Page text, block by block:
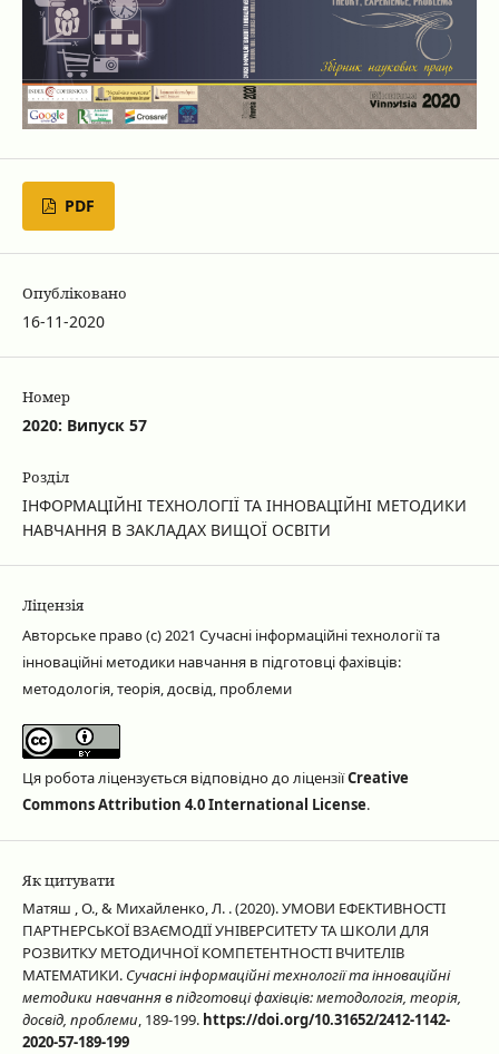
PDF
Опубліковано
16-11-2020
Номер
2020: Випуск 57
Розділ
ІНФОРМАЦІЙНІ ТЕХНОЛОГІЇ ТА ІННОВАЦІЙНІ МЕТОДИКИ
НАВЧАННЯ В ЗАКЛАДАХ ВИЩОЇ ОСВІТИ
Ліцензія
Авторське право (c) 2021 Сучасні інформаційні технології та
інноваційні методики навчання в підготовці фахівців:
методологія, теорія, досвід, проблеми
Ця робота ліцензується відповідно до ліцензіїCreative
Commons Attribution 4.0 International License.
Як цитувати
Матяш , О., & Михайленко, Л. . (2020). УМОВИ ЕФЕКТИВНОСТІ
ПАРТНЕРСЬКОЇ ВЗАЄМОДІЇ УНІВЕРСИТЕТУ ТА ШКОЛИ ДЛЯ
РОЗВИТКУ МЕТОДИЧНОЇ КОМПЕТЕНТНОСТІ ВЧИТЕЛІВ
МАТЕМАТИКИ. Сучасні інформаційні технології та інноваційні
методики навчання в підготовці фахівців: методологія, теорія,
досвід, проблеми, 189-199. https://doi.org/10.31652/2412-1142-
2020-57-189-199